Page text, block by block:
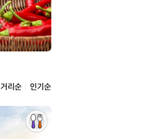
거리순 인기순